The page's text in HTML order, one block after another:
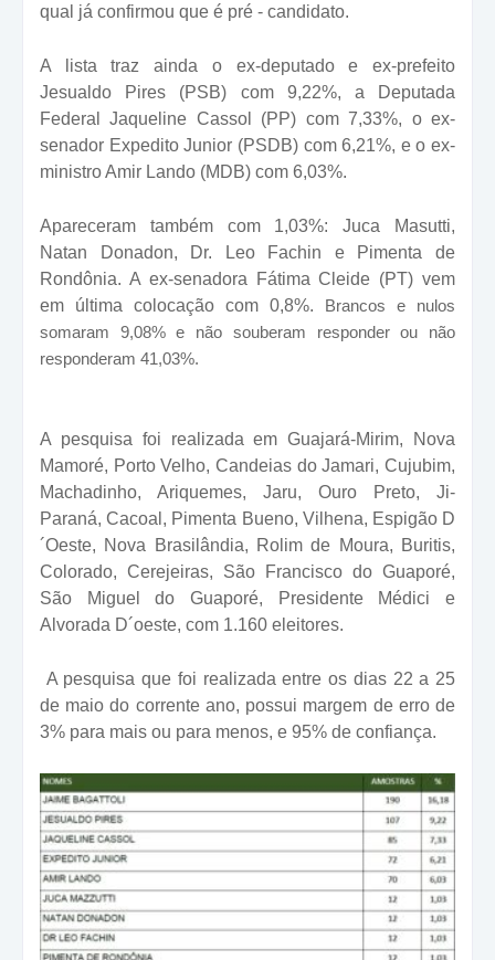
qual já confirmou que é pré - candidato.
A lista traz ainda o ex-deputado e ex-prefeito
Jesualdo Pires (PSB) com 9,22%, a Deputada
Federal Jaqueline Cassol (PP) com 7,33%, o ex-
senador Expedito Junior (PSDB) com 6,21%, e o ex-
ministro Amir Lando (MDB) com 6,03%.
Apareceram também com 1,03%: Juca Masutti,
Natan Donadon, Dr. Leo Fachin e Pimenta de
Rondônia. A ex-senadora Fátima Cleide (PT) vem
em última colocação com 0,8%. Brancos e nulos
somaram 9,08% e não souberam responder ou não
responderam 41,03%.
A pesquisa foi realizada em Guajará-Mirim, Nova
Mamoré, Porto Velho, Candeias do Jamari, Cujubim,
Machadinho, Ariquemes, Jaru, Ouro Preto, Ji-
Paraná, Cacoal, Pimenta Bueno, Vilhena, Espigão D
´Oeste, Nova Brasilândia, Rolim de Moura, Buritis,
Colorado, Cerejeiras, São Francisco do Guaporé,
São Miguel do Guaporé, Presidente Médici e
Alvorada D´oeste, com 1.160 eleitores.
A pesquisa que foi realizada entre os dias 22 a 25
de maio do corrente ano, possui margem de erro de
3% para mais ou para menos, e 95% de confiança.